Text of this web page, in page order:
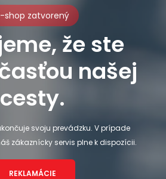
shop zatvorený
že ste
našej
cesty.
svoju prevádzku. V prípade
zákaznícky servis plne k dispozícii.
REKLAMÁCIE